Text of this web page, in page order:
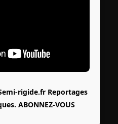
rigide.fr Reportages
ABONNEZ-VOUS